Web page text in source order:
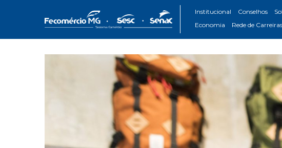
Institucional Conselhos
Economia
Rede de Carreiras